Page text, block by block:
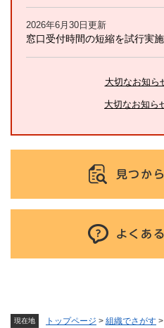
現在地 トップページ > 組織でさがす >
2026年6月30日更新
窓口受付時間の短縮を試行実
大切なお知ら
大切なお知ら
見つか
よくあ